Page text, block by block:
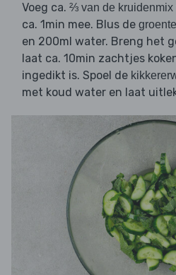
Voeg ca. ⅔ van de kruidenmix
ca. 1min mee. Blus de groente
en 200ml water. Breng het
laat ca. 10min zachtjes
ingedikt is. Spoel de
met koud water en laat